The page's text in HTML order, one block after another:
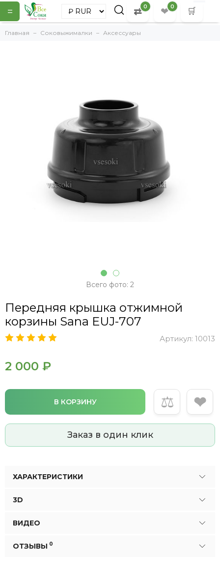
= ⇄ 0 ❤ 0 🛒
Главная Соковыжималки Аксессуары
Всего фото: 2
Передняя крышка отжимной
корзины Sana EUJ-707
Артикул: 10013
2 000 ₽
В КОРЗИНУ ⚖ ❤
Заказ в один клик
ХАРАКТЕРИСТИКИ
3D
ВИДЕО
ОТЗЫВЫ 0